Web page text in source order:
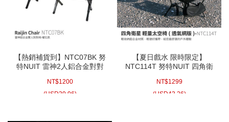
【熱銷補貨到】NTC07BK 努
特NUIT 雷神2人鋁合金對對
椅 折合椅 折疊椅
NT$1200
(USD39.96)
【夏日戲水 限時限定】
NTC114T 努特NUIT 四角衛
營椅 釣魚椅 月亮椅 輕量椅 便
攜椅 摺疊椅 鋁合金 登山 束狀
NT$1299
(USD43.26)